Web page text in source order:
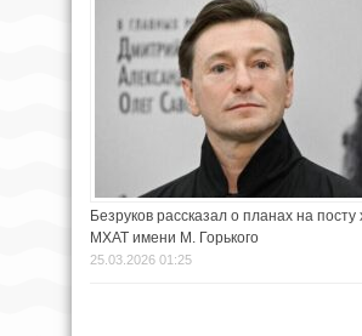
Безруков рассказал о планах на посту
МХАТ имени М. Горького
25.03.2026 01:25